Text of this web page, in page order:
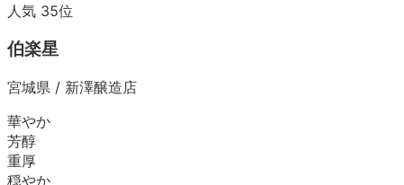
人気 35位
伯楽星
宮城県 / 新澤醸造店
華やか
芳醇
重厚
穏やか